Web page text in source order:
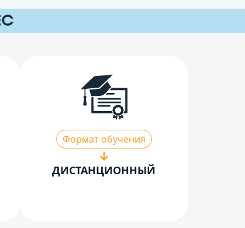
Формат обучения
ДИСТАНЦИОННЫЙ